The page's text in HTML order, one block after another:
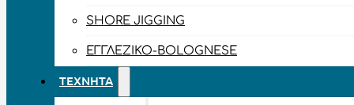
SHORE JIGGING
ΕΓΓΛΈΖΙΚΟ-BOLOGNESE
ΤΕΧΝΗΤΆ